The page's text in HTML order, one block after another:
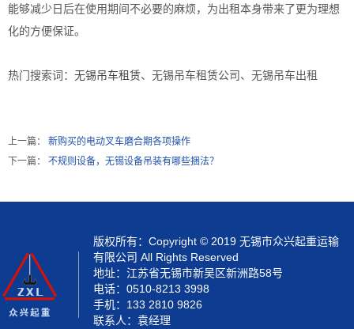
能够减少日后在使用期间不必要的麻烦，为出租本身带来了更为理想
化的方便保证。
热门搜索词： 无锡吊车租赁、无锡吊车租赁公司、无锡吊车出租
上一篇：
新购买的电动叉车磨合期各项操作
下一篇：
不规则设备，无锡设备吊装有哪些捆法？
版权所有：Copyright © 2019 无锡市众兴起重运输
有限公司 All Rights Reserved
地址：江苏省无锡市新吴区新洲路58号
电话：0510-8213 3998
手机：133 2810 9826
联系人：袁经理